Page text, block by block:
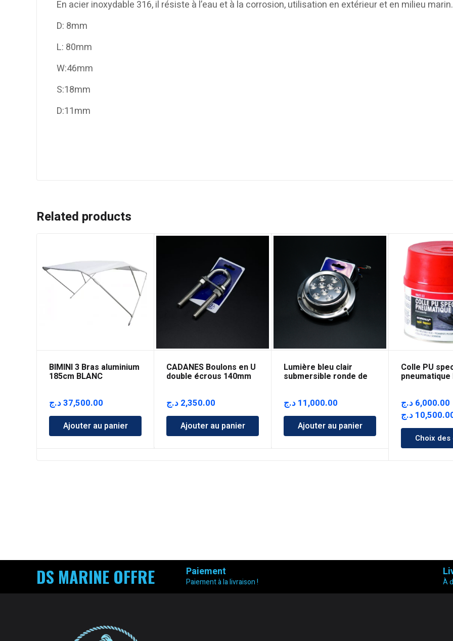
En acier inoxydable 316, il résiste à l’eau et à la corrosion, utilisation en extérieur et en milieu marin.
D: 8mm
L: 80mm
W:46mm
S:18mm
D:11mm
Related products
BIMINI 3 Bras aluminium
185cm BLANC
37,500.00د.ج
Ajouter au panier
CADANES Boulons en U
double écrous 140mm
2,350.00 د.ج
Ajouter au panier
Lumière bleu clair
submersible ronde de
11,000.00 د.ج
Ajouter au panier
Colle PU
pneumatique
6,000.00 د.ج
د.ج
Choix
DS MARINE OFFRE Paiement
Paiement à la livraison ! À